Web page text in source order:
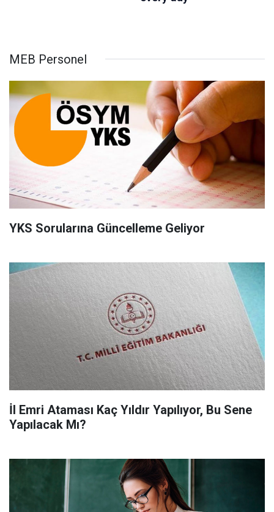
MEB Personel
YKS Sorularına Güncelleme Geliyor
İl Emri Ataması Kaç Yıldır Yapılıyor, Bu Sene
Yapılacak Mı?